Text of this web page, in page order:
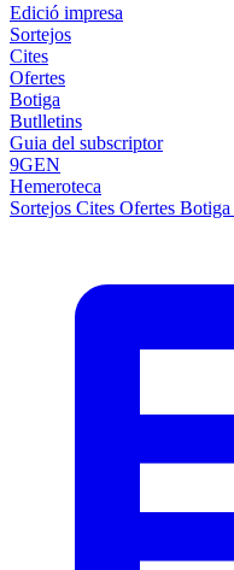
Edició impresa
Sortejos
Cites
Ofertes
Botiga
Butlletins
Guia del subscriptor
9GEN
Hemeroteca
Sortejos Cites Ofertes Botiga